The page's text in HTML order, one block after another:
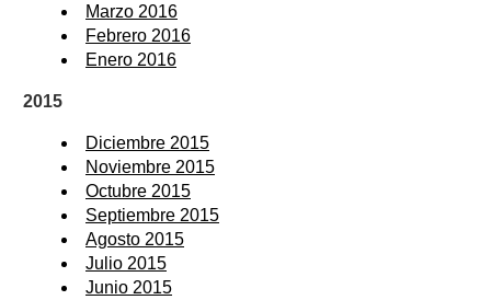
Marzo 2016
Febrero 2016
Enero 2016
2015
Diciembre 2015
Noviembre 2015
Octubre 2015
Septiembre 2015
Agosto 2015
Julio 2015
Junio 2015